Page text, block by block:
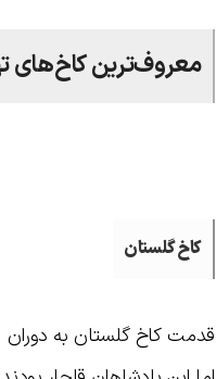
معروف‌ترین کاخ‌های
کاخ گلستان
قدمت کاخ گلستان به دوران